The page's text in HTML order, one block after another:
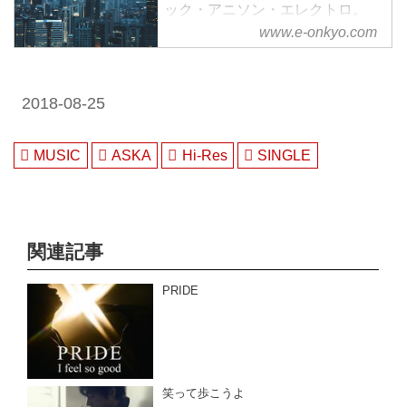
ック・アニソン・エレクトロ。
様々なジャンルをハイレゾで配信
中。WAV・flac・DSDなど各種フ
www.e-onkyo.com
2018-08-25
MUSIC ASKA Hi-Res SINGLE
関連記事
PRIDE
笑って歩こうよ